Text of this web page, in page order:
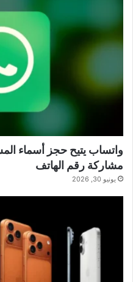
واتساب يتيح حجز أسماء
مشاركة رقم الهاتف
يونيو 30, 2026